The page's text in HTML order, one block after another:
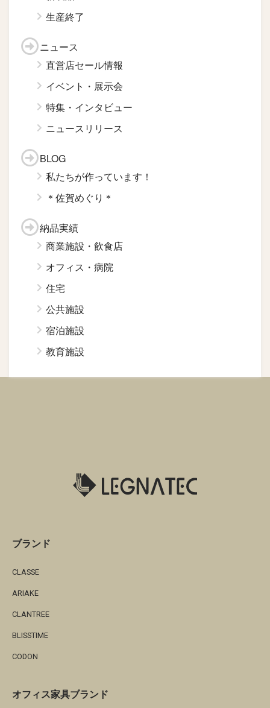
生産終了
ニュース
直営店セール情報
イベント・展示会
特集・インタビュー
ニュースリリース
BLOG
私たちが作っています！
＊佐賀めぐり＊
納品実績
商業施設・飲食店
オフィス・病院
住宅
公共施設
宿泊施設
教育施設
ブランド
CLASSE
ARIAKE
CLANTREE
BLISSTIME
CODON
オフィス家具ブランド